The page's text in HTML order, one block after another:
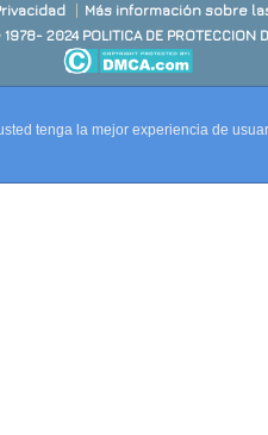
Más información sobre
2024 POLITICA DE PROTECCION
tenga la mejor experiencia de